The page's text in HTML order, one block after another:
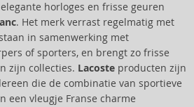
horloges en frisse geuren
. Het merk verrast regelmatig met
in samenwerking met
of sporters, en brengt zo frisse
zijn collecties. Lacoste producten zijn
die de combinatie van sportieve
een vleugje Franse charme